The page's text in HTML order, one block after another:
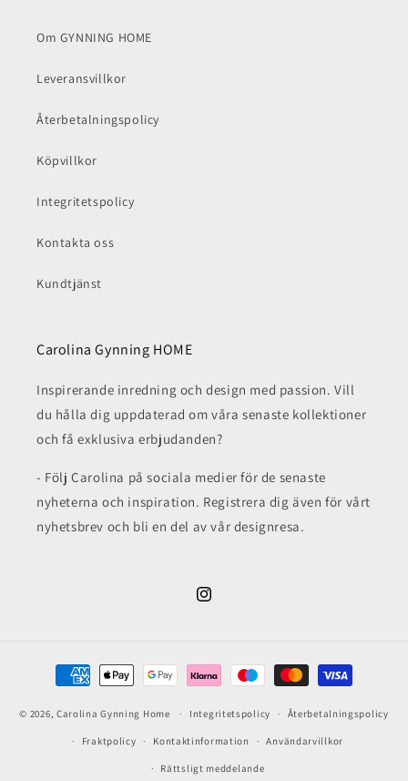
Om GYNNING HOME
Leveransvillkor
Återbetalningspolicy
Köpvillkor
Integritetspolicy
Kontakta oss
Kundtjänst
Carolina Gynning HOME
Inspirerande inredning och design med passion. Vill
du hålla dig uppdaterad om våra senaste kollektioner
och få exklusiva erbjudanden?
- Följ Carolina på sociala medier för de senaste
nyheterna och inspiration. Registrera dig även för vårt
nyhetsbrev och bli en del av vår designresa.
Instagram
Betalningsmetoder
© 2026, Carolina Gynning Home Integritetspolicy Återbetalningspolicy
Fraktpolicy Kontaktinformation Användarvillkor
Rättsligt meddelande